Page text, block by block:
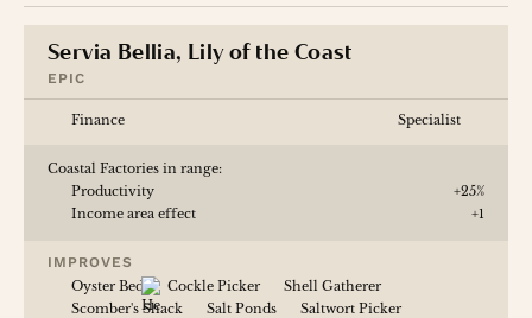
Servia Bellia, Lily of the Coast
EPIC
Finance Specialist
Coastal Factories in range:
Productivity
+25%
Income area effect
+1
IMPROVES
Oyster Bed
Cockle Picker
Shell Gatherer
Scomber's Shack
Salt Ponds
Saltwort Picker